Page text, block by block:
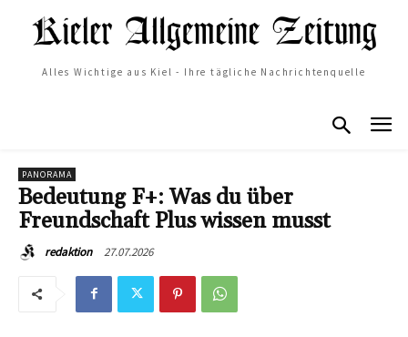
Alles Wichtige aus Kiel - Ihre tägliche Nachrichtenquelle
PANORAMA
Bedeutung F+: Was du über
Freundschaft Plus wissen musst
redaktion 27.07.2026